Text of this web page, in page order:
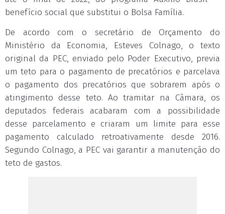
benefício social que substitui o Bolsa Família.
De acordo com o secretário de Orçamento do
Ministério da Economia, Esteves Colnago, o texto
original da PEC, enviado pelo Poder Executivo, previa
um teto para o pagamento de precatórios e parcelava
o pagamento dos precatórios que sobrarem após o
atingimento desse teto. Ao tramitar na Câmara, os
deputados federais acabaram com a possibilidade
desse parcelamento e criaram um limite para esse
pagamento calculado retroativamente desde 2016.
Segundo Colnago, a PEC vai garantir a manutenção do
teto de gastos.